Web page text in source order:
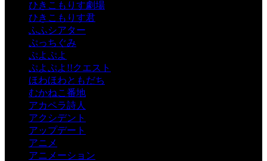
ひきこもりす劇場
ひきこもりす君
ふふシアター
ぷっちぐみ
ぷよぷよ
ぷよぷよ!!クエスト
ほわほわともだち
むかねこ番地
アカペラ詩人
アクシデント
アップデート
アニメ
アニメーション